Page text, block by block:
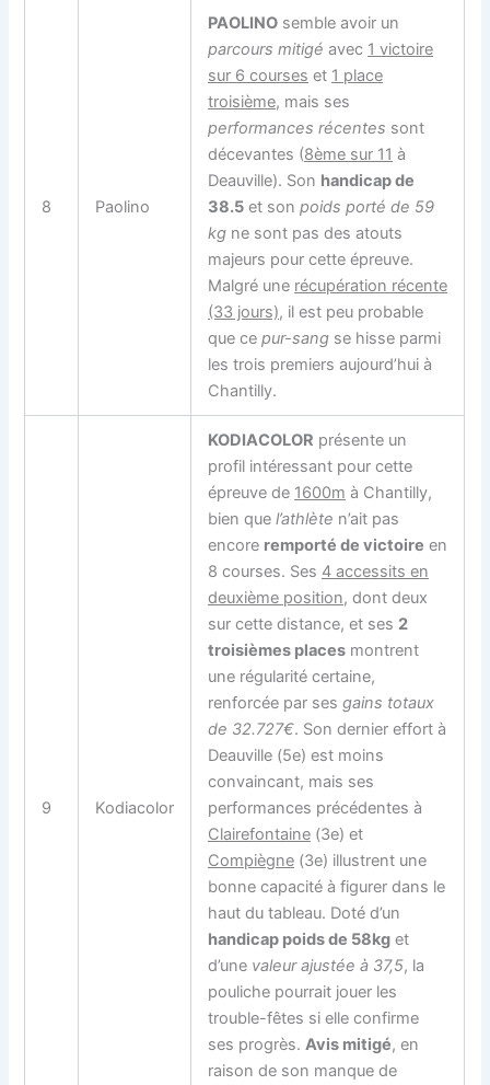
8 Paolino
PAOLINO semble avoir un
parcours mitigé avec 1 victoire
sur 6 courses et 1 place
troisième, mais ses
performances récentes sont
décevantes (8ème sur 11 à
Deauville). Son handicap de
38.5 et sonpoids porté de 59
kg ne sont pas des atouts
majeurs pour cette épreuve.
Malgré une récupération récente
(33 jours), il est peu probable
que cepur-sang se hisse parmi
les trois premiers aujourd’hui à
Chantilly.
9 Kodiacolor
KODIACOLOR présente un
profil intéressant pour cette
épreuve de 1600m à Chantilly,
bien quel’athlète n’ait pas
encore remporté de victoire en
8 courses. Ses 4 accessits en
deuxième position, dont deux
sur cette distance, et ses 2
troisièmes places montrent
une régularité certaine,
renforcée par sesgains totaux
de 32.727€. Son dernier effort à
Deauville (5e) est moins
convaincant, mais ses
performances précédentes à
Clairefontaine (3e) et
Compiègne (3e) illustrent une
bonne capacité à figurer dans le
haut du tableau. Doté d’un
handicap poids de 58kg et
d’une valeur ajustée à 37,5, la
pouliche pourrait jouer les
trouble-fêtes si elle confirme
ses progrès.Avis mitigé, en
raison de son manque de